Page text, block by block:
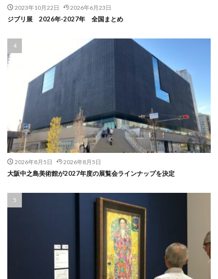
2023年10月22日 2026年6月23日
ジブリ展 2026年-2027年 全国まとめ
2026年8月5日 2026年8月5日
大阪中之島美術館が2027年度の展覧会ラインナップを決定